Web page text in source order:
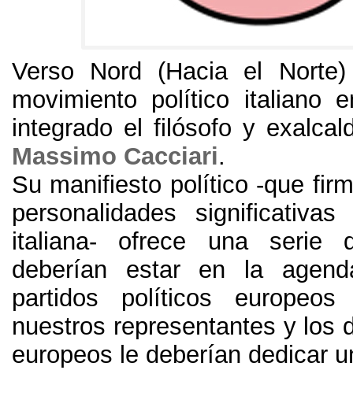
Verso Nord (Hacia el Norte
movimiento político italiano
integrado el filósofo y
Massimo Cacciari.
Su manifiesto político -que
personalidades
italiana- ofrece una serie
deberían estar en la
partidos políticos
nuestros representantes y los
europeos le deberían dedicar